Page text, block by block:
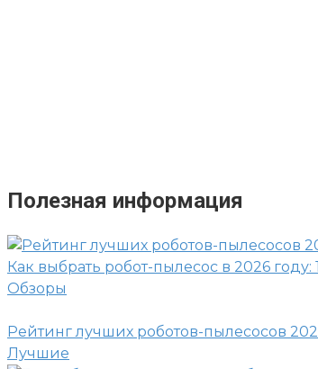
Полезная информация
Как выбрать робот-пылесос в 2026
Обзоры
Рейтинг лучших роботов-пылесосов
Лучшие